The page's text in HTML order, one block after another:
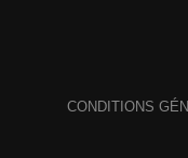
CONDITIONS